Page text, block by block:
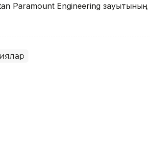
Paramount Engineering зауытының